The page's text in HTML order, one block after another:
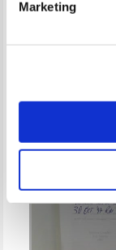
Marketing
Alex. Rudeanu -